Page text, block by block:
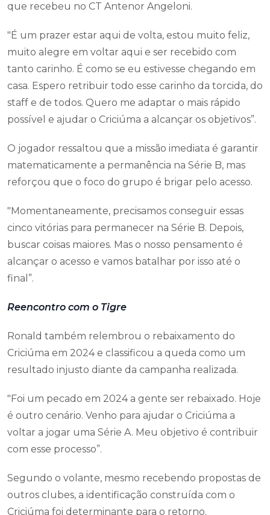
que recebeu no CT Antenor Angeloni.
"É um prazer estar aqui de volta, estou muito feliz,
muito alegre em voltar aqui e ser recebido com
tanto carinho. É como se eu estivesse chegando em
casa. Espero retribuir todo esse carinho da torcida, do
staff e de todos. Quero me adaptar o mais rápido
possível e ajudar o Criciúma a alcançar os objetivos”.
O jogador ressaltou que a missão imediata é garantir
matematicamente a permanência na Série B, mas
reforçou que o foco do grupo é brigar pelo acesso.
"Momentaneamente, precisamos conseguir essas
cinco vitórias para permanecer na Série B. Depois,
buscar coisas maiores. Mas o nosso pensamento é
alcançar o acesso e vamos batalhar por isso até o
final”.
Reencontro com o Tigre
Ronald também relembrou o rebaixamento do
Criciúma em 2024 e classificou a queda como um
resultado injusto diante da campanha realizada.
"Foi um pecado em 2024 a gente ser rebaixado. Hoje
é outro cenário. Venho para ajudar o Criciúma a
voltar a jogar uma Série A. Meu objetivo é contribuir
com esse processo”.
Segundo o volante, mesmo recebendo propostas de
outros clubes, a identificação construída com o
Criciúma foi determinante para o retorno.